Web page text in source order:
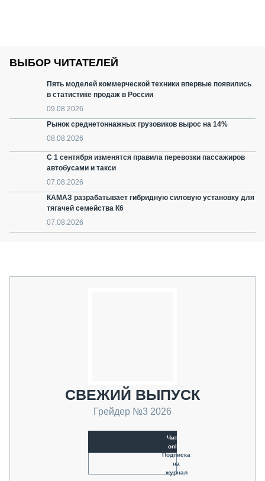
ВЫБОР ЧИТАТЕЛЕЙ
Пять моделей коммерческой техники впервые появились
в статистике продаж в России
09.08.2026
Рынок среднетоннажных грузовиков вырос на 14%
08.08.2026
С 1 сентября изменятся правила перевозки пассажиров
автобусами и такси
07.08.2026
КАМАЗ разрабатывает гибридную силовую установку для
тягачей семейства К6
07.08.2026
СВЕЖИЙ ВЫПУСК
Грейдер №3 2026
Читать
online
Подписка
на
журнал